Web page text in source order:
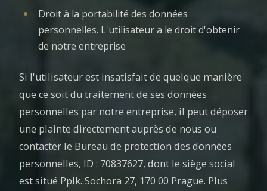
Droit à la portabilité des données
personnelles. L'utilisateur a le droit d'obtenir
de notre entreprise
Si l'utilisateur est insatisfait de quelque manière
que ce soit du traitement de ses données
personnelles par notre entreprise, il peut déposer
une plainte directement auprès de nous ou
contacter le Bureau de protection des données
personnelles, ID : 70837627, dont le siège social
est situé Pplk. Sochora 27, 170 00 Prague. Plus